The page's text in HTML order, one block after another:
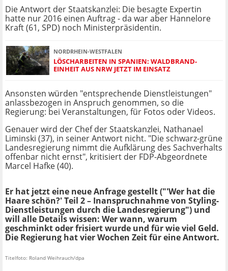
Die Antwort der Staatskanzlei: Die besagte Expertin
hatte nur 2016 einen Auftrag - da war aber Hannelore
Kraft (61, SPD) noch Ministerpräsidentin.
NORDRHEIN-WESTFALEN
LÖSCHARBEITEN IN SPANIEN: WALDBRAND-
EINHEIT AUS NRW JETZT IM EINSATZ
Ansonsten würden "entsprechende Dienstleistungen"
anlassbezogen in Anspruch genommen, so die
Regierung: bei Veranstaltungen, für Fotos oder Videos.
Genauer wird der Chef der Staatskanzlei, Nathanael
Liminski (37), in seiner Antwort nicht. "Die schwarz-grüne
Landesregierung nimmt die Aufklärung des Sachverhalts
offenbar nicht ernst", kritisiert der FDP-Abgeordnete
Marcel Hafke (40).
Er hat jetzt eine neue Anfrage gestellt ("'Wer hat die
Haare schön?' Teil 2 – Inanspruchnahme von Styling-
Dienstleistungen durch die Landesregierung") und
will alle Details wissen: Wer wann, warum
geschminkt oder frisiert wurde und für wie viel Geld.
Die Regierung hat vier Wochen Zeit für eine Antwort.
Titelfoto: Roland Weihrauch/dpa